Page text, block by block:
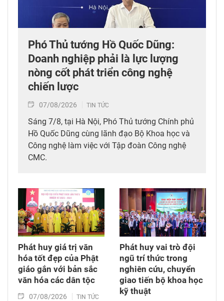
Phó Thủ tướng Hồ Quốc Dũng:
Doanh nghiệp phải là lực lượng
nòng cốt phát triển công nghệ
chiến lược
07/08/2026 TIN TỨC
Sáng 7/8, tại Hà Nội, Phó Thủ tướng Chính phủ
Hồ Quốc Dũng cùng lãnh đạo Bộ Khoa học và
Công nghệ làm việc với Tập đoàn Công nghệ
CMC.
Phát huy giá trị văn
hóa tốt đẹp của Phật
giáo gắn với bản sắc
văn hóa các dân tộc
07/08/2026 TIN TỨC
Phát huy vai trò đội
ngũ trí thức trong
nghiên cứu, chuyển
giao tiến bộ khoa học
kỹ thuật